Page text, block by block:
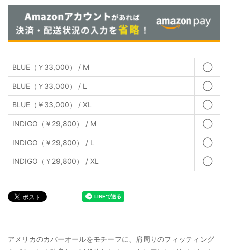
BLUE（￥33,000） / M ◯
BLUE（￥33,000） / L ◯
BLUE（￥33,000） / XL ◯
INDIGO（￥29,800） / M ◯
INDIGO（￥29,800） / L ◯
INDIGO（￥29,800） / XL ◯
アメリカのカバーオールをモチーフに、肩周りのフィッティング